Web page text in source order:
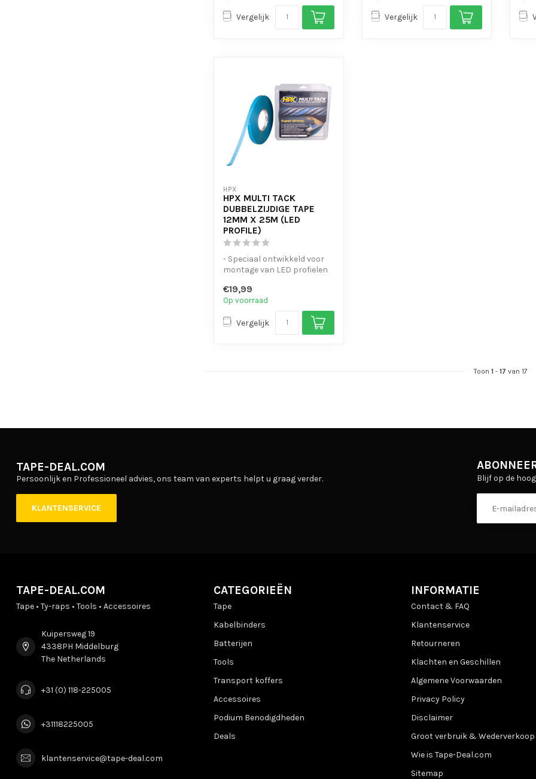
Vergelijk Vergelijk
HPX
HPX MULTI TACK
DUBBELZIJDIGE TAPE
12MM X 25M (LED
PROFILE)
- Speciaal ontwikkeld voor
montage van LED profielen
€19,99
Op voorraad
Vergelijk
Toon 1 - 17 van 17
TAPE-DEAL.COM
Persoonlijk en Professioneel advies, ons team van experts helpt u graag verder.
KLANTENSERVICE
Blijf op de
TAPE-DEAL.COM
Tape • Ty-raps • Tools • Accessoires
Kuipersweg 19
4338PH Middelburg
The Netherlands
+31 (0) 118-225005
+31118225005
klantenservice@tape-deal.com
CATEGORIEËN
Tape
Kabelbinders
Batterijen
Tools
Transport koffers
Accessoires
Podium Benodigdheden
Deals
INFORMATIE
Contact & FAQ
Klantenservice
Retourneren
Klachten en Geschillen
Algemene Voorwaarden
Privacy Policy
Disclaimer
Groot verbruik & Wederverkoop
Wie is Tape-Deal.com
Sitemap